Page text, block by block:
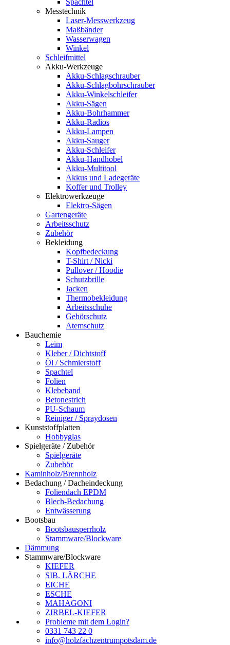
Spachtel
Messtechnik
Laser-Messwerkzeug
Maßbänder
Wasserwagen
Winkel
Schleifmittel
Akku-Werkzeuge
Akku-Schlagschrauber
Akku-Schlagbohrschrauber
Akku-Winkelschleifer
Akku-Sägen
Akku-Bohrhammer
Akku-Radios
Akku-Lampen
Akku-Sauger
Akku-Schleifer
Akku-Handhobel
Akku-Multitool
Akkus und Ladegeräte
Koffer und Trolley
Elektrowerkzeuge
Elektro-Sägen
Gartengeräte
Arbeitsschutz
Zubehör
Bekleidung
Kopfbedeckung
T-Shirt / Nicki
Pullover / Hoodie
Schutzbrille
Jacken
Thermobekleidung
Arbeitsschuhe
Gehörschutz
Atemschutz
Bauchemie
Leim
Kleber / Dichtstoff
Öl / Schmierstoff
Spachtel
Folien
Klebeband
Betonestrich
PU-Schaum
Reiniger / Spraydosen
Kunststoffplatten
Hobbyglas
Spielgeräte / Zubehör
Spielgeräte
Zubehör
Kaminholz/Brennholz
Bedachung / Dacheindeckung
Foliendach EPDM
Blech-Bedachung
Entwässerung
Bootsbau
Bootsbausperrholz
Stammware/Blockware
Dämmung
Stammware/Blockware
KIEFER
SIB. LÄRCHE
EICHE
ESCHE
MAHAGONI
ZIRBEL-KIEFER
Probleme mit dem Login?
0331 743 22 0
info@holzfachzentrumpotsdam.de